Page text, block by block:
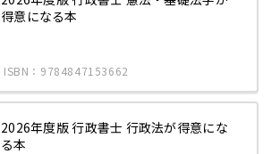
得意になる本
ISBN：9784847153662
2026年度版 行政書士 行政法が得意にな
る本